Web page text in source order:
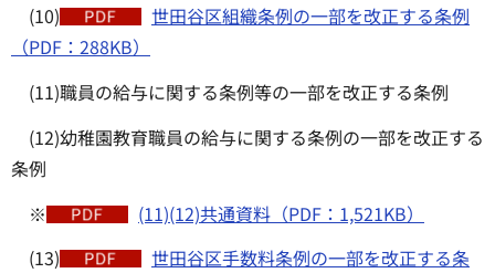
(10)
世田谷区組織条例の一部を改正する条例
（PDF：288KB）
(11)職員の給与に関する条例等の一部を改正する条例
(12)幼稚園教育職員の給与に関する条例の一部を改正する
条例
※
(11)(12)共通資料（PDF：1,521KB）
(13)
世田谷区手数料条例の一部を改正する条